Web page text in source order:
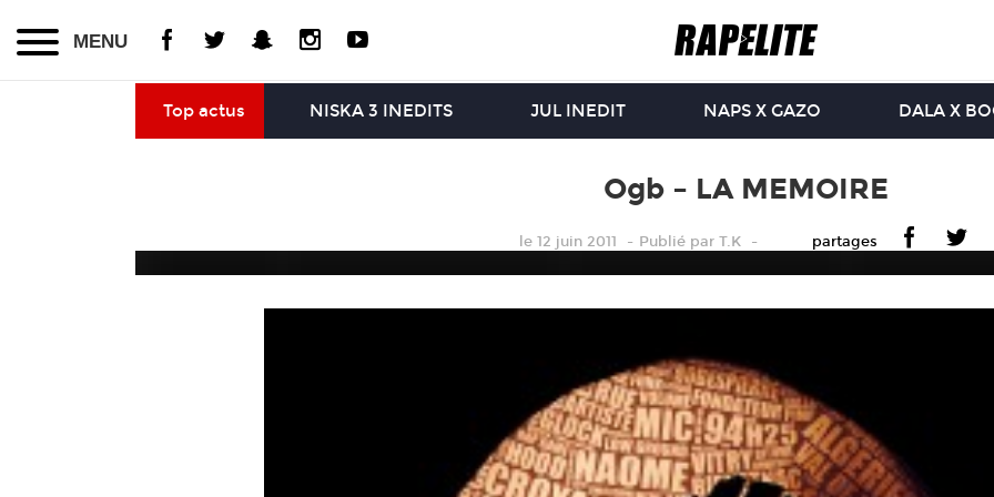
MENU
Top actus NISKA 3 INEDITS JUL INEDIT NAPS X GAZO DALA X
Ogb – LA MEMOIRE
le 12 juin 2011 Publiépar T.K partages